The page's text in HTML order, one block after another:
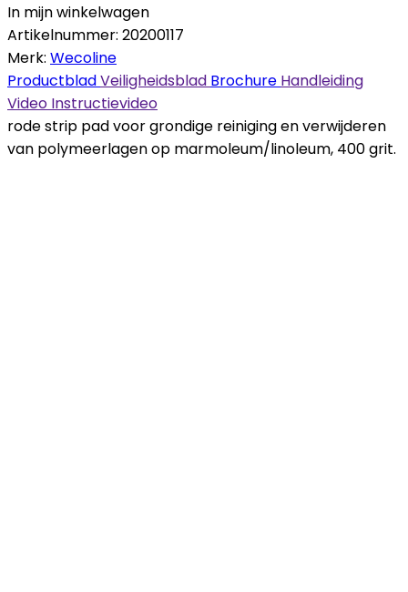
In mijn winkelwagen
Artikelnummer: 20200117
Merk: Wecoline
ProductbladVeiligheidsblad Brochure Handleiding
Video Instructievideo
rode strip pad voor grondige reiniging en verwijderen
van polymeerlagen op marmoleum/linoleum, 400 grit.